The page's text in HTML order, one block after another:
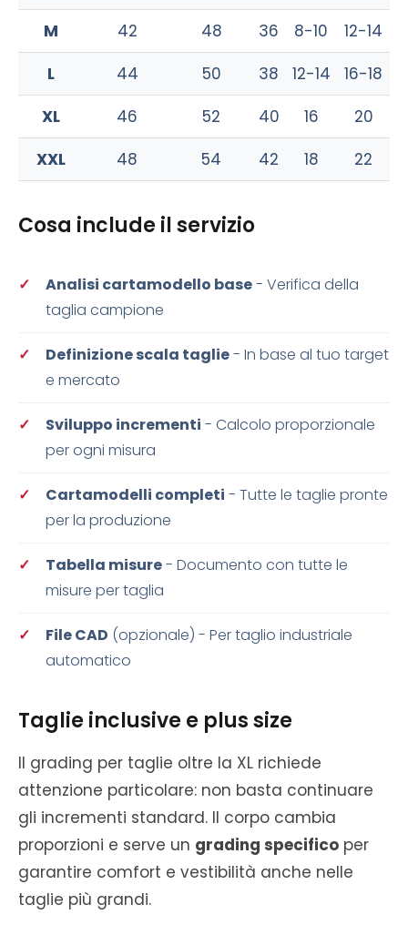
M
42 48 36 8-10
12-14
L
44 50 38 12-14
16-18
XL
46 52 40 16
20
XXL
48 54 42 18 22
Cosa include il servizio
Analisi cartamodello base- Verifica della
taglia campione
Definizione scala taglie- In base al tuo target
e mercato
Sviluppo incrementi - Calcolo proporzionale
per ogni misura
Cartamodelli completi - Tutte le taglie pronte
per la produzione
Tabella misure- Documento con tutte le
misure per taglia
File CAD (opzionale) - Per taglio industriale
automatico
Taglie inclusive e plus size
Il grading per taglie oltre la XL richiede
attenzione particolare: non basta continuare
gli incrementi standard. Il corpo cambia
proporzioni e serve un grading specifico per
garantire comfort e vestibilità anche nelle
taglie più grandi.